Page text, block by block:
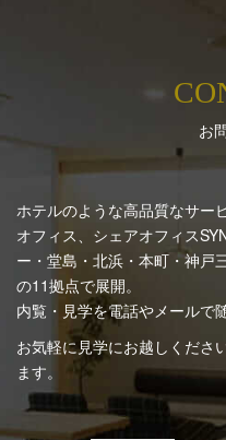
お
ホテルのような高品質なサー
オフィス、シェアオフィス
ー・堂島・北浜・本町・神戸
の11拠点で展開。
内覧・見学を電話やメールで
お気軽に見学にお越しくださ
ます。